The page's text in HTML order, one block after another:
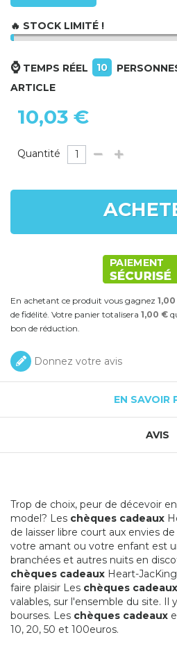
🔥 STOCK LIMITÉ !
⌚TEMPS RÉEL 10
ARTICLE
10,03 €
Quantité
En achetant ce produit vous gagnez
de fidélité. Votre panier totalisera 1,00 €
bon de réduction.
Donnez votre avis
EN SAVOIR
AVIS
Trop de choix, peur de décevoir
model? Les chèques cadeaux
de laisser libre court aux envies
votre amant ou votre enfant est
branchées et autres nuits en
chèques cadeaux Heart-
faire plaisir Les chèques cadeaux
valables, sur l'ensemble du site. Il
bourses. Les chèques cadeaux
10, 20, 50 et 100euros.